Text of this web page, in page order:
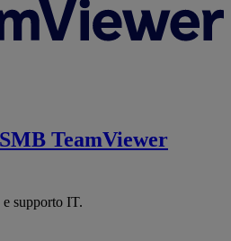
TeamViewer
supporto IT.